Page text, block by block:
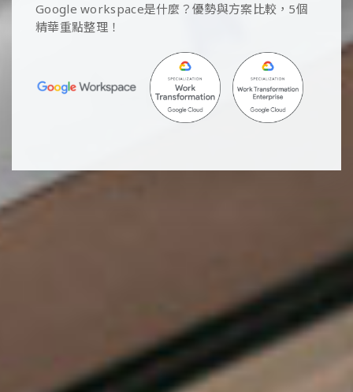
Google workspace是什麼？優勢與方案比較，5個
精華重點整理！